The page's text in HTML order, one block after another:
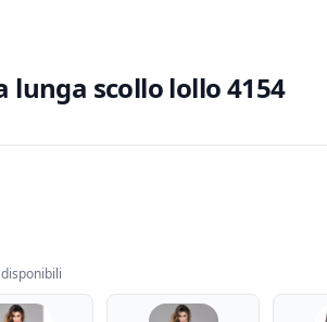
lunga scollo lollo 4154